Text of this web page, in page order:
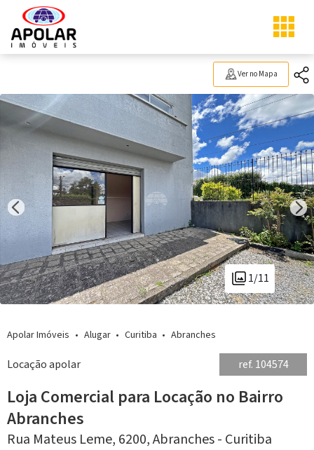
Ver no Mapa
1/11
Apolar Imóveis Alugar Curitiba Abranches
Locação apolar ref. 104574
Loja Comercial para Locação no Bairro
Abranches
Rua Mateus Leme, 6200,Abranches - Curitiba